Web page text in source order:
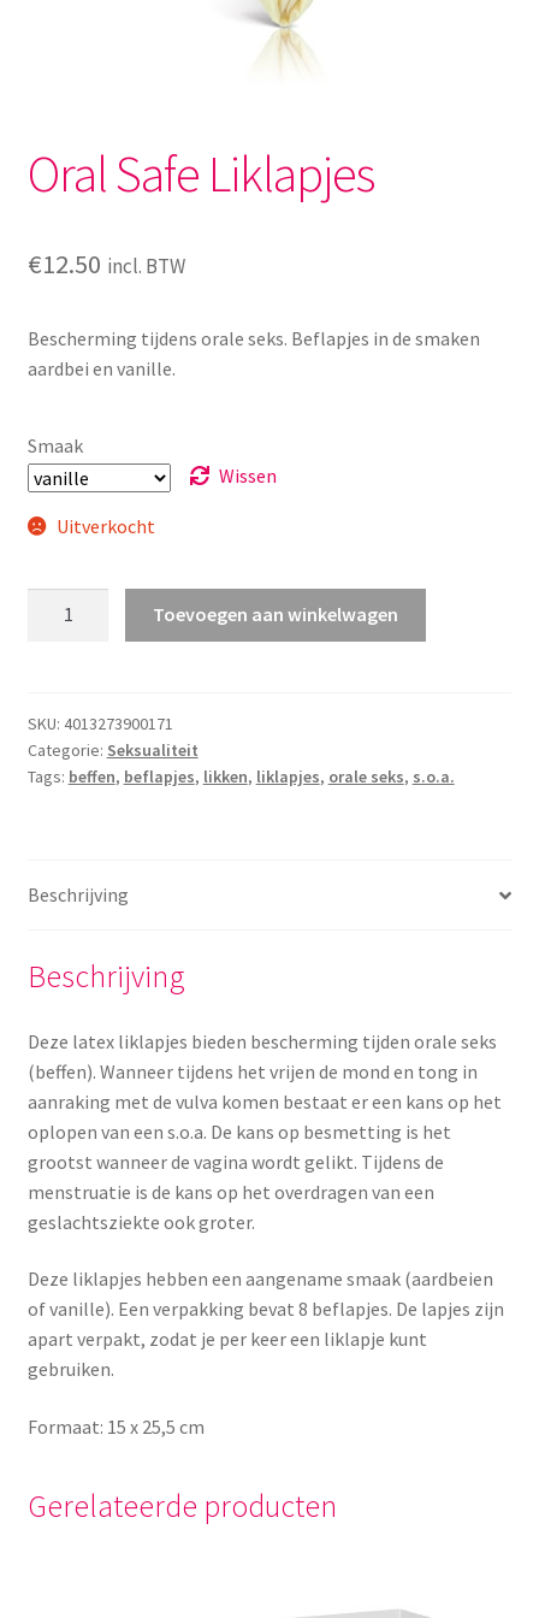
Tampons
Wasbaar maandverband
Oefenbroekjes – zindelijkheidstraining
Yoni eggs
Diverse
Oral Safe Liklapjes
€12.50 incl. BTW
Bescherming tijdens orale seks. Beflapjes in de smaken
aardbei en vanille.
Smaak
Wissen
Uitverkocht
Toevoegen aan winkelwagen
SKU: 4013273900171
Categorie: Seksualiteit
Tags: beffen, beflapjes, likken, liklapjes, orale seks, s.o.a.
Beschrijving
Beschrijving
Deze latex liklapjes bieden bescherming tijden orale seks
(beffen). Wanneer tijdens het vrijen de mond en tong in
aanraking met de vulva komen bestaat er een kans op het
oplopen van een s.o.a. De kans op besmetting is het
grootst wanneer de vagina wordt gelikt. Tijdens de
menstruatie is de kans op het overdragen van een
geslachtsziekte ook groter.
Deze liklapjes hebben een aangename smaak (aardbeien
of vanille). Een verpakking bevat 8 beflapjes. De lapjes zijn
apart verpakt, zodat je per keer een liklapje kunt
gebruiken.
Formaat: 15 x 25,5 cm
Gerelateerde producten